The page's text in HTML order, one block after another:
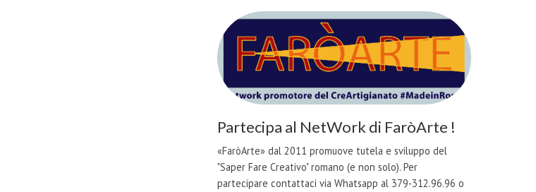
Partecipa al NetWork di FaròArte !
«FaròArte» dal 2011 promuove tutela e sviluppo del
"Saper Fare Creativo" romano (e non solo). Per
partecipare contattaci via Whatsapp al 379-312.96.96 o